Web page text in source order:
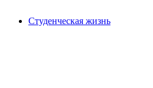
Студенческая жизнь